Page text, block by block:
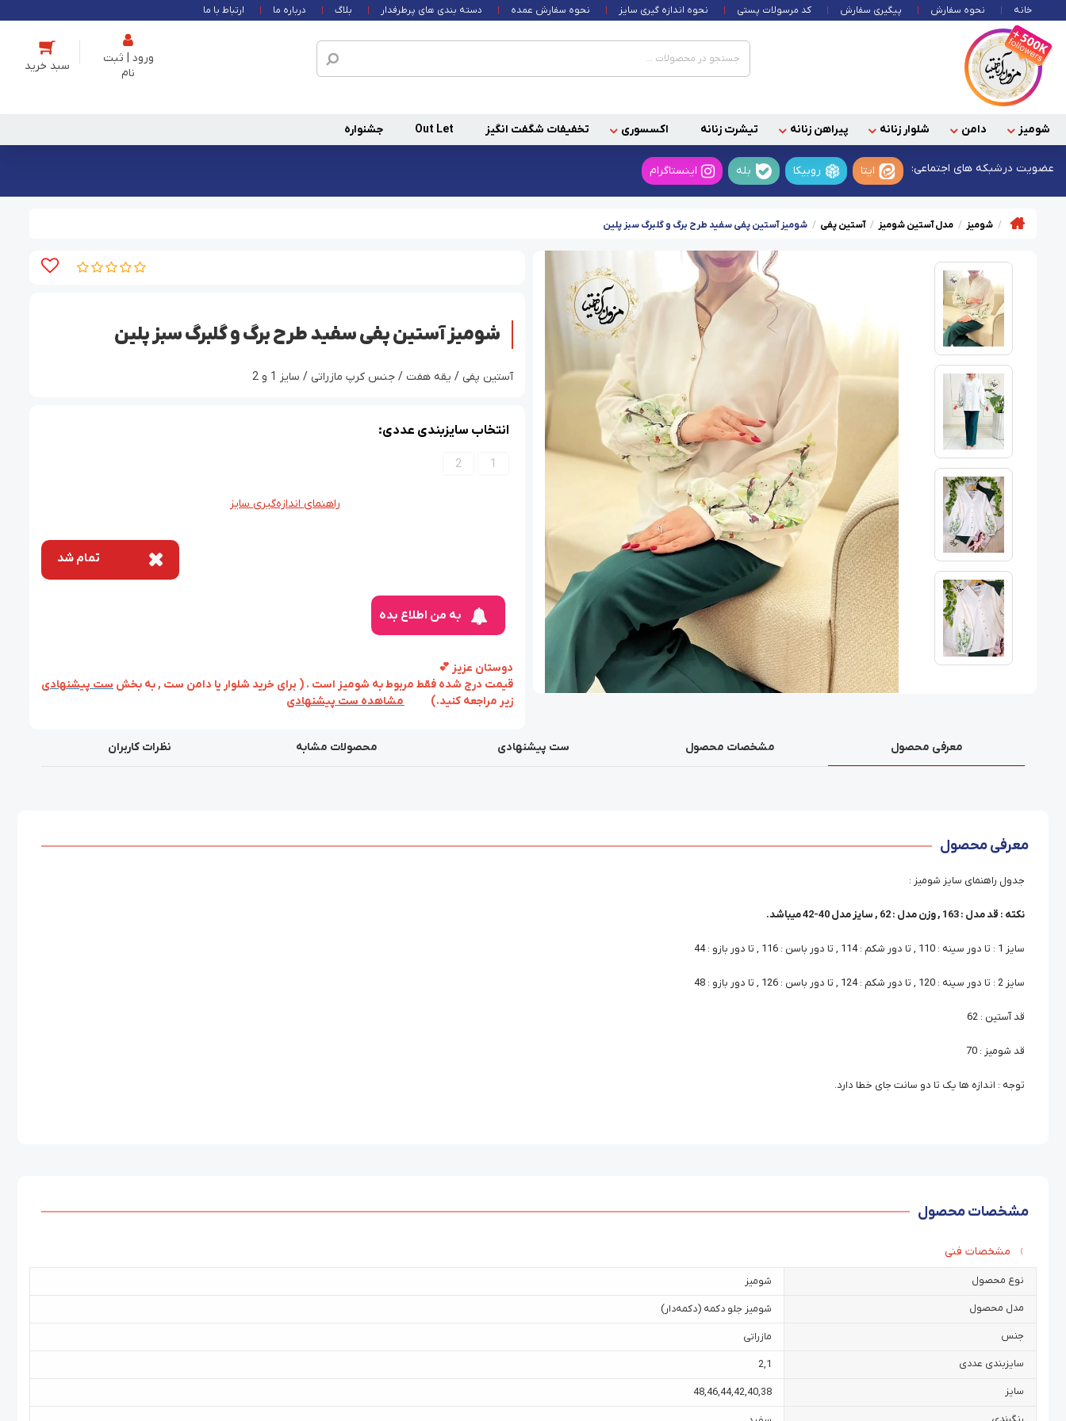
خانه نحوه سفارش پیگیری سفارش کد مرسولات پستی نحوه اندازه گیری سایز نحوه سفارش عمده دسته بندی های پرطرفدار بلاگ درباره ما ارتباط با ما
ورود | ثبت
نام
شومیز دامن شلوار زنانه پیراهن زنانه تیشرت زنانه اکسسوری تخفیفات شگفت انگیز Out Let جشنواره
عضویت درشبکه های اجتماعی: ایتا روبیکا بله اینستاگرام
شومیز مدل آستین شومیز آستین پفی شومیز آستین پفی سفید طرح برگ و گلبرگ سبز پلین
شومیز آستین پفی سفید طرح برگ و گلبرگ سبز پلین
آستین پفی / یقه هفت / جنس کرپ مازراتی / سایز 1 و 2
انتخاب سایزبندی عددی:
1
2
راهنمای اندازه‌گیری سایز
تمام شد
به من اطلاع بده
دوستان عزیز 💕
قیمت درج شده فقط مربوط به شومیز است . ( برای خرید شلوار یا دامن ست , به بخش ست پیشنهادی
زیر مراجعه کنید.)
مشاهده ست پیشنهادی
معرفی محصول مشخصات محصول ست پیشنهادی محصولات مشابه نظرات کاربران
معرفی محصول
جدول راهنمای سایز شومیز :
نکته : قد مدل : 163 , وزن مدل : 62 , سایز مدل 40-42 میباشد.
سایز 1 : تا دور سینه : 110 , تا دور شکم : 114 , تا دور باسن : 116 , تا دور بازو : 44
سایز 2 : تا دور سینه : 120 , تا دور شکم : 124 , تا دور باسن : 126 , تا دور بازو : 48
قد آستین : 62
قد شومیز : 70
توجه : اندازه ها یک تا دو سانت جای خطا دارد.
مشخصات محصول
مشخصات فنی
نوع محصول شومیز
مدل محصول شومیز جلو دکمه (دکمه‌دار)
جنس مازراتی
سایزبندی عددی 1
,
2
سایز 38
,
40
,
42
,
44
,
46
,
48